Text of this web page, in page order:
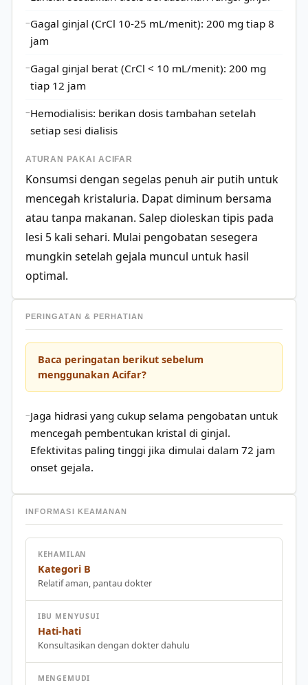
Gagal ginjal (CrCl 10-25 mL/menit): 200 mg tiap 8
jam
Gagal ginjal berat (CrCl < 10 mL/menit): 200 mg
tiap 12 jam
Hemodialisis: berikan dosis tambahan setelah
setiap sesi dialisis
ATURAN PAKAI ACIFAR
Konsumsi dengan segelas penuh air putih untuk
mencegah kristaluria. Dapat diminum bersama
atau tanpa makanan. Salep dioleskan tipis pada
lesi 5 kali sehari. Mulai pengobatan sesegera
mungkin setelah gejala muncul untuk hasil
optimal.
PERINGATAN & PERHATIAN
Baca peringatan berikut sebelum
menggunakan Acifar?
Jaga hidrasi yang cukup selama pengobatan untuk
mencegah pembentukan kristal di ginjal.
Efektivitas paling tinggi jika dimulai dalam 72 jam
onset gejala.
INFORMASI KEAMANAN
KEHAMILAN
Kategori B
Relatif aman, pantau dokter
IBU MENYUSUI
Hati-hati
Konsultasikan dengan dokter dahulu
MENGEMUDI